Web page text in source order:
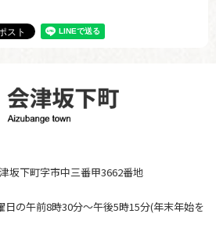
坂下町字市中三番甲3662番地
の午前8時30分～午後5時15分(年末年始を